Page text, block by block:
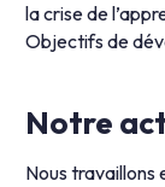
la crise de
Objectifs de
Notre
Nous travaillons